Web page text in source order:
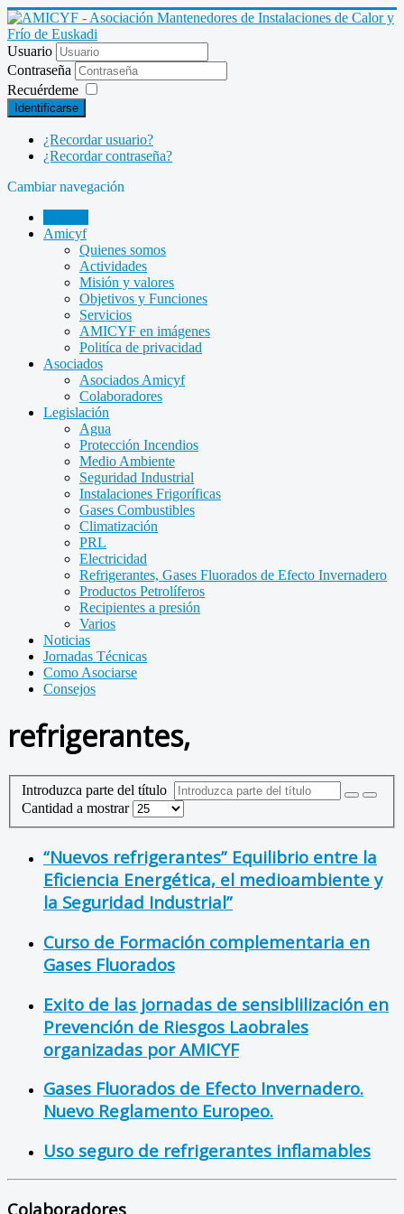
Usuario
Contraseña
Recuérdeme
Identificarse
¿Recordar usuario?
¿Recordar contraseña?
Cambiar navegación
Amicyf
Quienes somos
Actividades
Misión y valores
Objetivos y Funciones
Servicios
AMICYF en imágenes
Politíca de privacidad
Asociados
Asociados Amicyf
Colaboradores
Legislación
Agua
Protección Incendios
Medio Ambiente
Seguridad Industrial
Instalaciones Frigoríficas
Gases Combustibles
Climatización
PRL
Electricidad
Refrigerantes, Gases Fluorados de Efecto Invernadero
Productos Petrolíferos
Recipientes a presión
Varios
Noticias
Jornadas Técnicas
Como Asociarse
Consejos
refrigerantes,
Introduzca parte del título
Cantidad a mostrar
“Nuevos refrigerantes” Equilibrio entre la
Eficiencia Energética, el medioambiente y
la Seguridad Industrial”
Curso de Formación complementaria en
Gases Fluorados
Exito de las jornadas de sensiblilización en
Prevención de Riesgos Laobrales
organizadas por AMICYF
Gases Fluorados de Efecto Invernadero.
Nuevo Reglamento Europeo.
Uso seguro de refrigerantes inflamables
Colaboradores